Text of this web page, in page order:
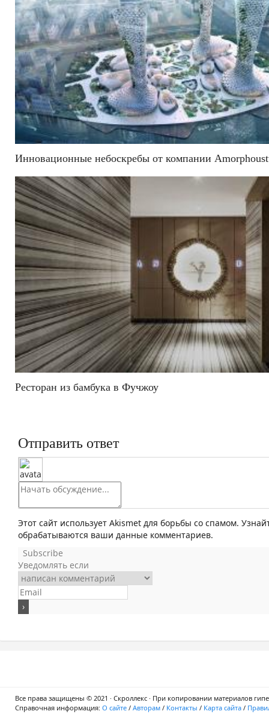
Инновационные небоскребы от компании
Ресторан из бамбука в Фучжоу
Отправить ответ
Этот сайт использует Akismet для борьбы со спамом.
обрабатываются ваши данные комментариев.
Subscribe
Уведомлять если
Все права защищены © 2021 · Скроллекс · При копировании материалов
Справочная информация: О сайте / Авторам / Контакты / Карта сайта /